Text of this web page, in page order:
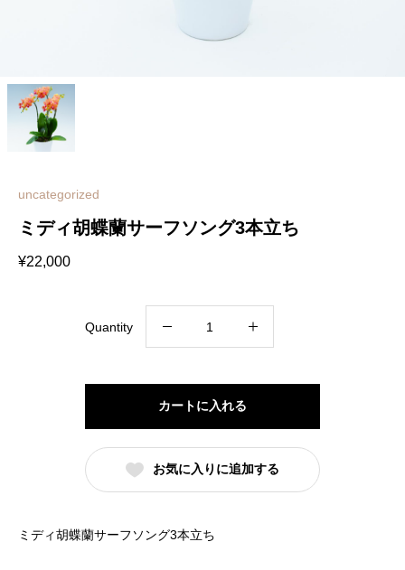
uncategorized
ミディ胡蝶蘭サーフソング3本立ち
¥22,000
Quantity
蘭
サ
ー
カートに入れる
お気に入りに追加する
ミディ胡蝶蘭サーフソング3本立ち